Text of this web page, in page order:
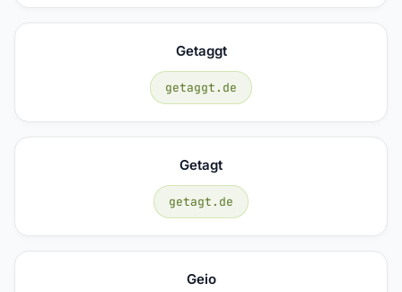
Getaggt
getaggt.de
Getagt
getagt.de
Geio